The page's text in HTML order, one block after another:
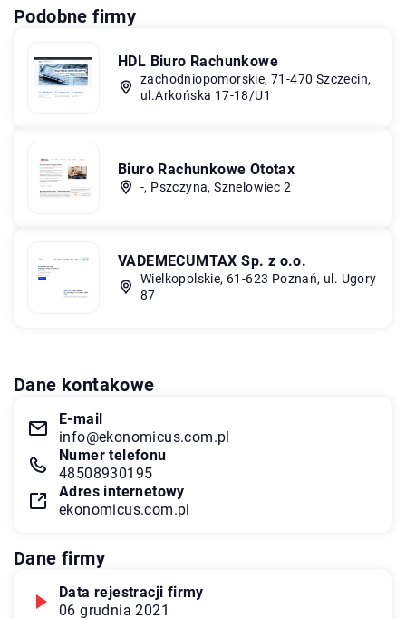
Podobne firmy
HDL Biuro Rachunkowe
zachodniopomorskie, 71-470 Szczecin,
ul.Arkońska 17-18/U1
Biuro Rachunkowe Ototax
-, Pszczyna, Sznelowiec 2
VADEMECUMTAX Sp. z o.o.
Wielkopolskie, 61-623 Poznań, ul. Ugory
87
Dane kontakowe
E-mail
info@ekonomicus.com.pl
Numer telefonu
48508930195
Adres internetowy
ekonomicus.com.pl
Dane firmy
Data rejestracji firmy
06 grudnia 2021